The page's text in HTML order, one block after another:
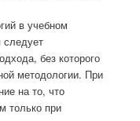
в учебном
следует
без которого
методологии. При
на то, что
только при